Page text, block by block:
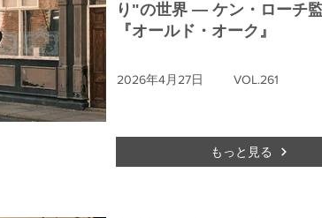
り"の世界 ― ケン・ローチ
『オールド・オーク』
2026年4月27日 VOL.261
もっと見る